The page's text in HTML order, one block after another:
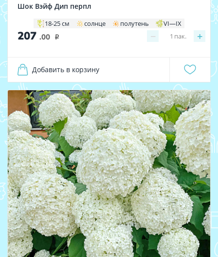
Шок Вэйф Дип перпл
18-25 см солнце полутень VI—IX
207 .00 i − +
1 пак.
Добавить в корзину